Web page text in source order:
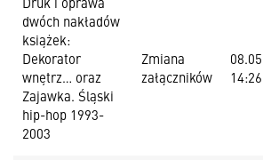
dwóch nakładów
książek:
Dekorator
wnętrz… oraz
Zajawka. Śląski
hip-hop 1993-
2003
Zmiana
załączników